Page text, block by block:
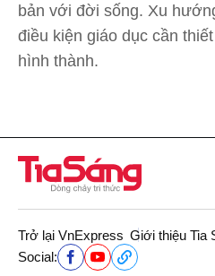
bản với đời sống. Xu
điều kiện giáo dục cần
hình thành.
Trở lại VnExpress Giới thiệu Tia
Social: